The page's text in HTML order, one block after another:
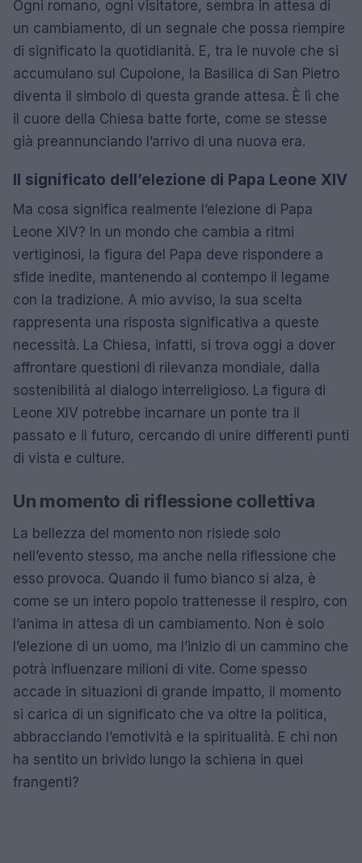
Ogni romano, ogni visitatore, sembra in attesa di
un cambiamento, di un segnale che possa riempire
di significato la quotidianità. E, tra le nuvole che si
accumulano sul Cupolone, la Basilica di San Pietro
diventa il simbolo di questa grande attesa. È lì che
il cuore della Chiesa batte forte, come se stesse
già preannunciando l’arrivo di una nuova era.
Il significato dell’elezione di Papa Leone XIV
Ma cosa significa realmente l’elezione di Papa
Leone XIV? In un mondo che cambia a ritmi
vertiginosi, la figura del Papa deve rispondere a
sfide inedite, mantenendo al contempo il legame
con la tradizione. A mio avviso, la sua scelta
rappresenta una risposta significativa a queste
necessità. La Chiesa, infatti, si trova oggi a dover
affrontare questioni di rilevanza mondiale, dalla
sostenibilità al dialogo interreligioso. La figura di
Leone XIV potrebbe incarnare un ponte tra il
passato e il futuro, cercando di unire differenti punti
di vista e culture.
Un momento di riflessione collettiva
La bellezza del momento non risiede solo
nell’evento stesso, ma anche nella riflessione che
esso provoca. Quando il fumo bianco si alza, è
come se un intero popolo trattenesse il respiro, con
l’anima in attesa di un cambiamento. Non è solo
l’elezione di un uomo, ma l’inizio di un cammino che
potrà influenzare milioni di vite. Come spesso
accade in situazioni di grande impatto, il momento
si carica di un significato che va oltre la politica,
abbracciando l’emotività e la spiritualità. E chi non
ha sentito un brivido lungo la schiena in quei
frangenti?